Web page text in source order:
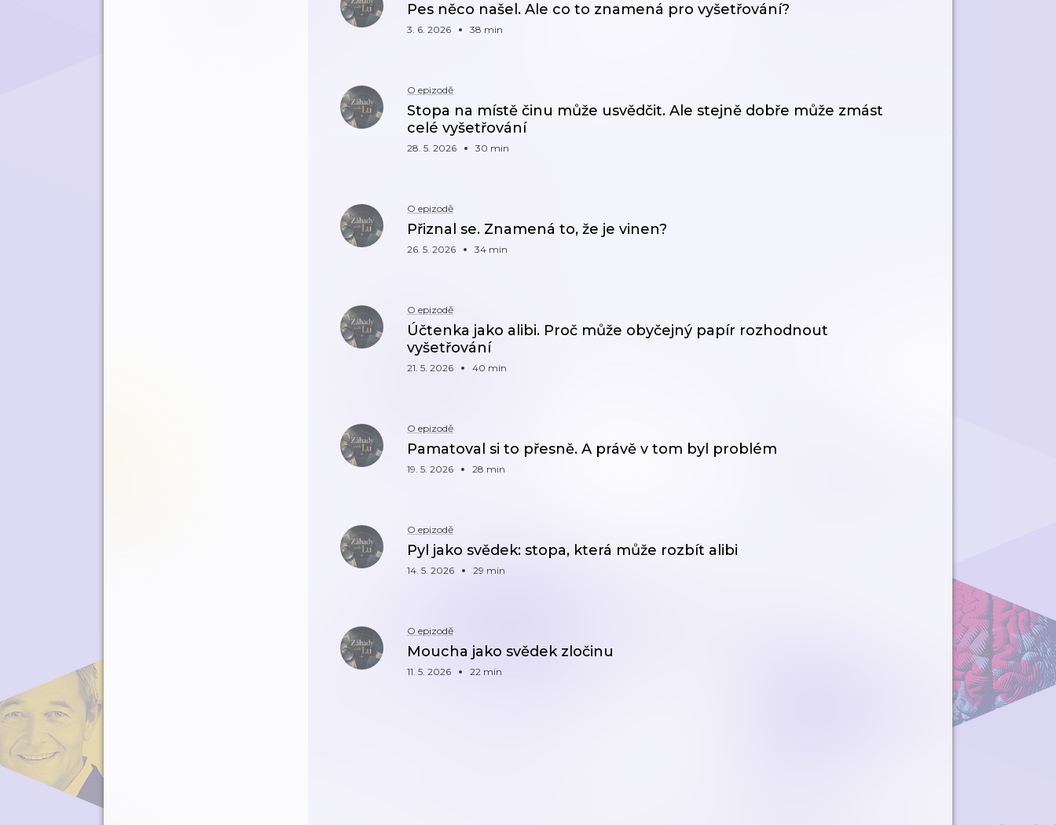
Pes něco našel. Ale co to znamená pro vyšetřování?
3. 6. 2026 38 min
O epizodě
Stopa na místě činu může usvědčit. Ale stejně dobře může zmást
celé vyšetřování
28. 5. 2026 30 min
O epizodě
Přiznal se. Znamená to, že je vinen?
26. 5. 2026 34 min
O epizodě
Účtenka jako alibi. Proč může obyčejný papír rozhodnout
vyšetřování
21. 5. 2026 40 min
O epizodě
Pamatoval si to přesně. A právě v tom byl problém
19. 5. 2026 28 min
O epizodě
Pyl jako svědek: stopa, která může rozbít alibi
14. 5. 2026 29 min
O epizodě
Moucha jako svědek zločinu
11. 5. 2026 22 min